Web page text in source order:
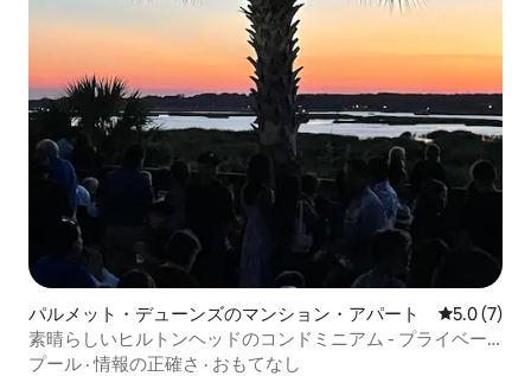
パルメット・デューンズのマンション・アパート レビュー7
5.0 (7)
素晴らしいヒルトンヘッドのコンドミニアム - プライベー
トビーチ！
プール ·情報の正確さ · おもてなし